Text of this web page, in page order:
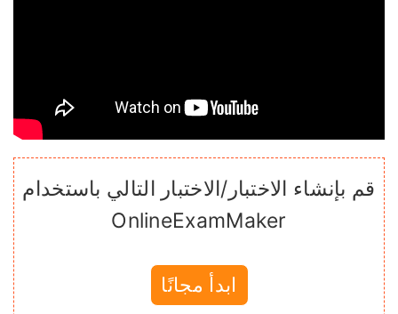
قم بإنشاء الاختبار/الاختبار التالي باستخدام
OnlineExamMaker
ابدأ مجانًا